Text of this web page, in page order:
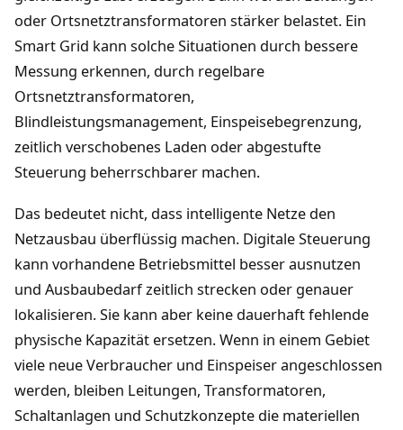
oder Ortsnetztransformatoren stärker belastet. Ein
Smart Grid kann solche Situationen durch bessere
Messung erkennen, durch regelbare
Ortsnetztransformatoren,
Blindleistungsmanagement, Einspeisebegrenzung,
zeitlich verschobenes Laden oder abgestufte
Steuerung beherrschbarer machen.
Das bedeutet nicht, dass intelligente Netze den
Netzausbau überflüssig machen. Digitale Steuerung
kann vorhandene Betriebsmittel besser ausnutzen
und Ausbaubedarf zeitlich strecken oder genauer
lokalisieren. Sie kann aber keine dauerhaft fehlende
physische Kapazität ersetzen. Wenn in einem Gebiet
viele neue Verbraucher und Einspeiser angeschlossen
werden, bleiben Leitungen, Transformatoren,
Schaltanlagen und Schutzkonzepte die materiellen